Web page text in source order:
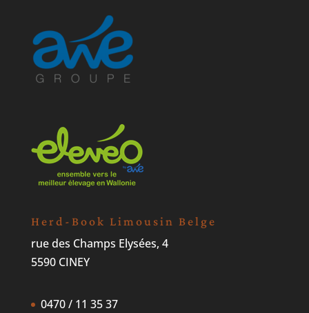
Herd-Book Limousin Belge
rue des Champs Elysées, 4
5590 CINEY
0470 / 11 35 37